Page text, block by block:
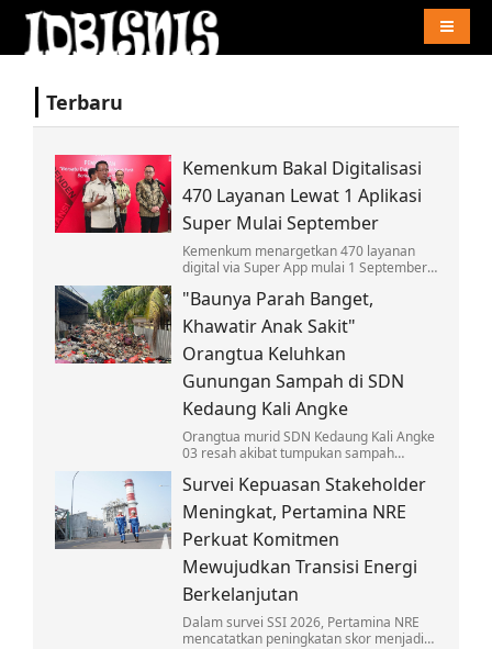
Terbaru
Kemenkum Bakal Digitalisasi
470 Layanan Lewat 1 Aplikasi
Super Mulai September
Kemenkum menargetkan 470 layanan
digital via Super App mulai 1 September,
Prabowo dan mudahkan akses
masyarakat.
"Baunya Parah Banget,
Khawatir Anak Sakit"
Orangtua Keluhkan
Gunungan Sampah di SDN
Kedaung Kali Angke
Orangtua murid SDN Kedaung Kali Angke
03 resah akibat tumpukan sampah
menyengat dan ancaman penyakit hantui
anak-anak.
Survei Kepuasan Stakeholder
Meningkat, Pertamina NRE
Perkuat Komitmen
Mewujudkan Transisi Energi
Berkelanjutan
Dalam survei SSI 2026, Pertamina NRE
mencatatkan peningkatan skor menjadi